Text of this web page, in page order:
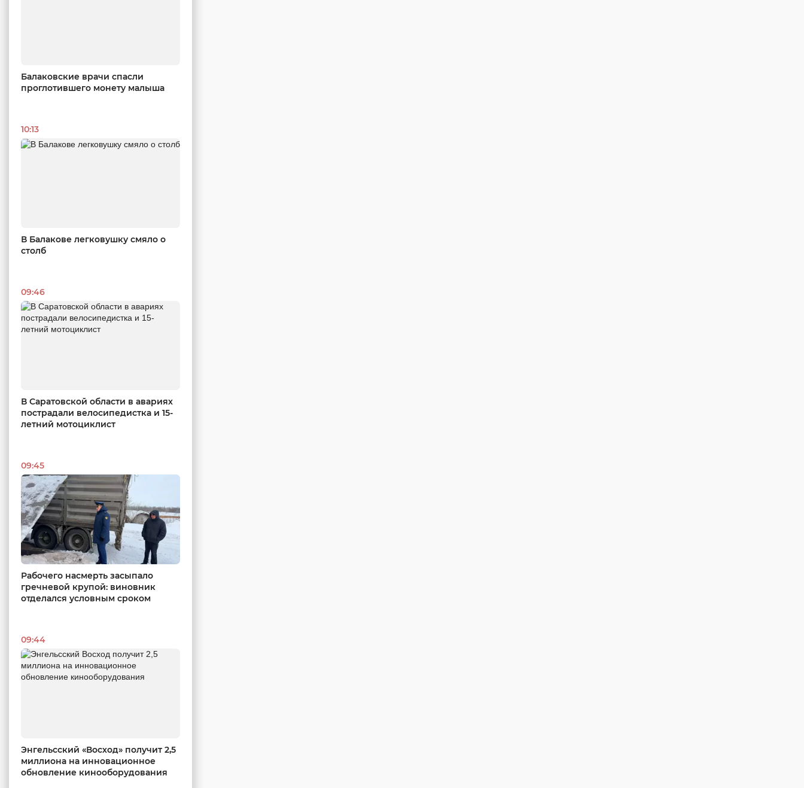
Балаковские врачи спасли
проглотившего монету малыша
10:13
В Балакове легковушку смяло о
столб
09:46
В Саратовской области в авариях
пострадали велосипедистка и 15-
летний мотоциклист
09:45
Рабочего насмерть засыпало
гречневой крупой: виновник
отделался условным сроком
09:44
Энгельсский «Восход» получит 2,5
миллиона на инновационное
обновление кинооборудования